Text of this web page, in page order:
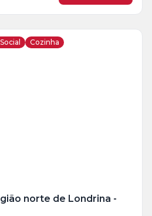
Cozinha
norte de Londrina -